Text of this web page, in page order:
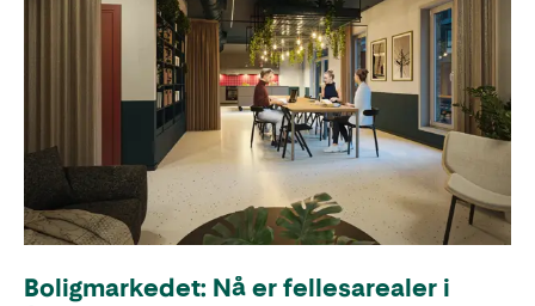
Boligmarkedet: Nå er fellesarealer i